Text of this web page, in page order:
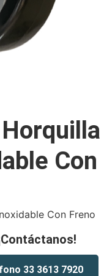
Con
Con Freno
33 3613 7920